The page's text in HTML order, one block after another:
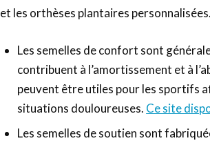
et les orthèses plantaires personnalisées.
Les semelles de confort sont
contribuent à l’amortissement et à
peuvent être utiles pour les sportifs
situations douloureuses. Ce site
Les semelles de soutien sont